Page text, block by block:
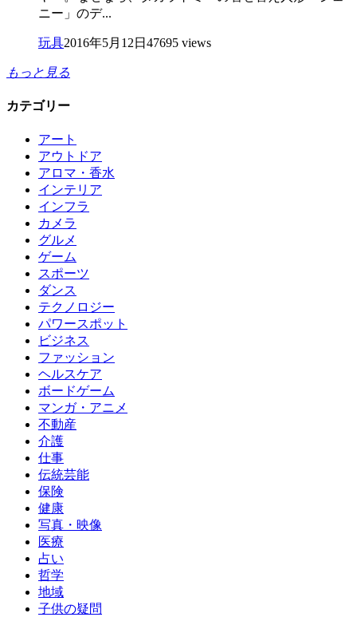
ニー」のデ...
玩具2016年5月12日 47695 views
もっと見る
カテゴリー
アート
アウトドア
アロマ・香水
インテリア
インフラ
カメラ
グルメ
ゲーム
スポーツ
ダンス
テクノロジー
パワースポット
ビジネス
ファッション
ヘルスケア
ボードゲーム
マンガ・アニメ
不動産
介護
仕事
伝統芸能
保険
健康
写真・映像
医療
占い
哲学
地域
子供の疑問